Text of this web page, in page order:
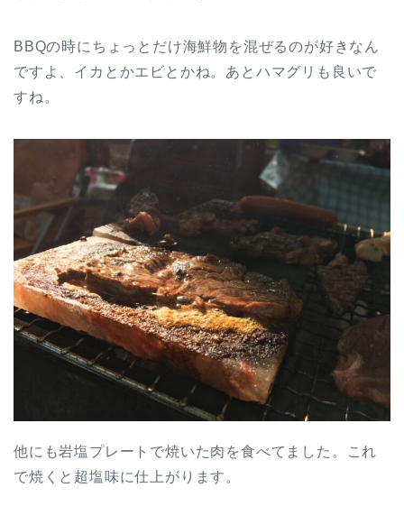
BBQの時にちょっとだけ海鮮物を混ぜるのが好きなん
ですよ、イカとかエビとかね。あとハマグリも良いで
すね。
他にも岩塩プレートで焼いた肉を食べてました。これ
で焼くと超塩味に仕上がります。